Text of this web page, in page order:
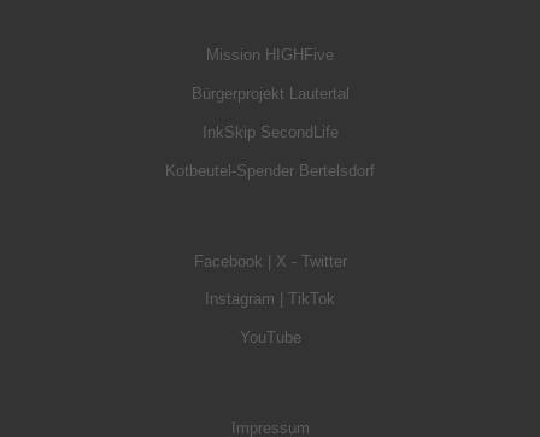
Mission HIGHFive
Bürgerprojekt Lautertal
InkSkip SecondLife
Kotbeutel-Spender Bertelsdorf
Facebook | X - Twitter
Instagram TikTok
YouTube
Impressum